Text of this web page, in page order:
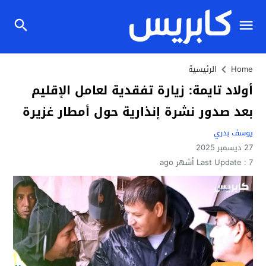
Home الرئيسية
أولاد تايمة: زيارة تفقدية لعامل الإقليم
بعد صدور نشرة إنذارية حول أمطار غزيرة
يوسف بدري
27 ديسمبر 2025
Last Update : 7 أشهر ago